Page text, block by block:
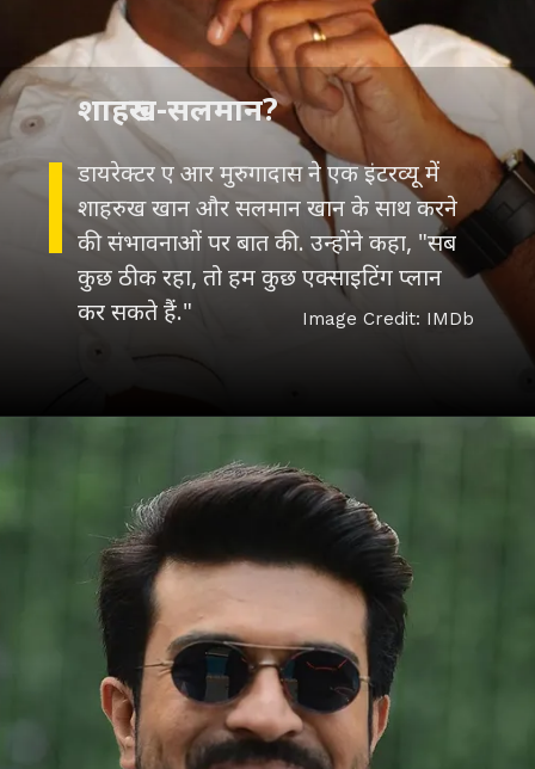
डायरेक्टर ए आर मुरुगादास ने एक इंटरव्यू में
शाहरुख खान और सलमान खान के साथ करने
की संभावनाओं पर बात की. उन्होंने कहा, "सब
कुछ ठीक रहा, तो हम कुछ एक्साइटिंग प्लान
शाहरुख-सलमान?
Image Credit: IMDb